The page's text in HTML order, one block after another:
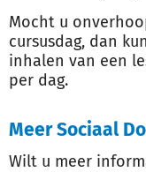
Mocht u
cursusdag, dan
inhalen van een
per dag.
Meer Sociaal
Wilt u meer